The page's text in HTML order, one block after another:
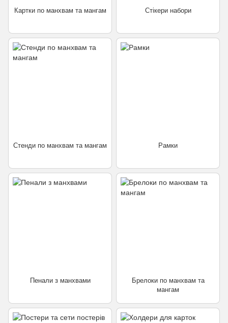
Картки по манхвам та мангам Стікери набори
Стенди по манхвам та мангам Рамки
Пенали з манхвами
Брелоки по манхвам та
мангам